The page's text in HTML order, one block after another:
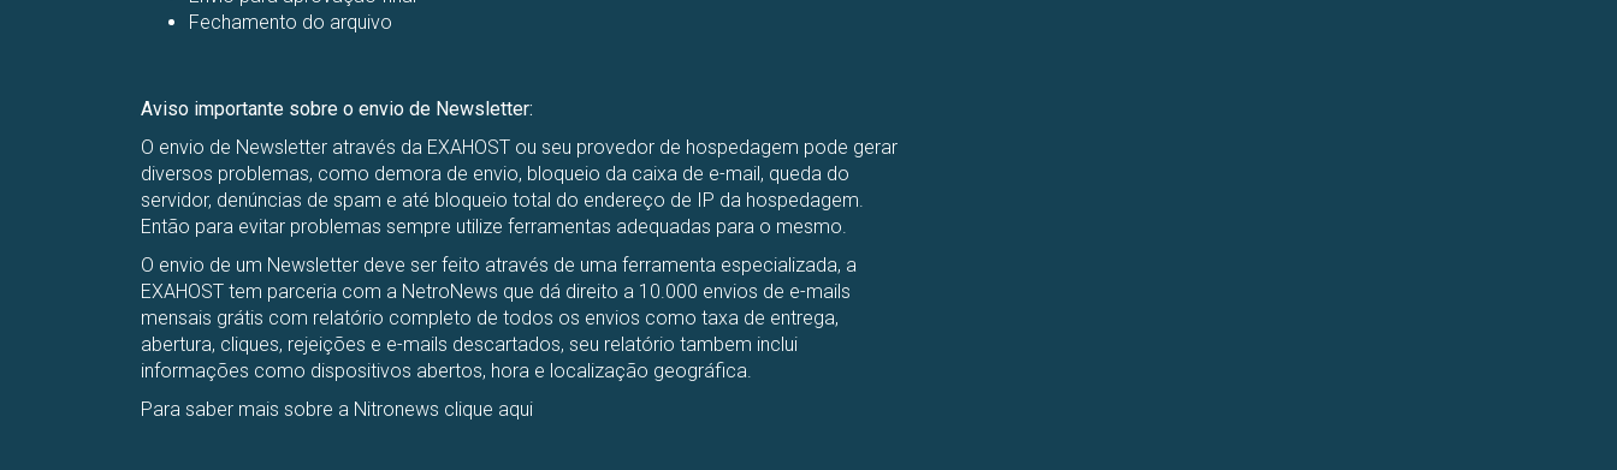
Fechamento do arquivo
Aviso importante sobre o envio de Newsletter:
O envio de Newsletter através da EXAHOST ou seu provedor de hospedagem pode gerar
diversos problemas, como demora de envio, bloqueio da caixa de e-mail, queda do
servidor, denúncias de spam e até bloqueio total do endereço de IP da hospedagem.
Então para evitar problemas sempre utilize ferramentas adequadas para o mesmo.
O envio de um Newsletter deve ser feito através de uma ferramenta especializada, a
EXAHOST tem parceria com a NetroNews que dá direito a 10.000 envios de e-mails
mensais grátis com relatório completo de todos os envios como taxa de entrega,
abertura, cliques, rejeições e e-mails descartados, seu relatório tambem inclui
informações como dispositivos abertos, hora e localização geográfica.
Para saber mais sobre a Nitronews clique aqui